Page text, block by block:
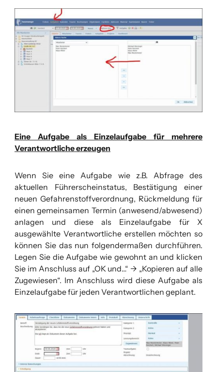
Eine Aufgabe als Einzelaufgabe für mehrere
Verantwortliche erzeugen
Wenn Sie eine Aufgabe wie z.B. Abfrage des
aktuellen Führerscheinstatus, Bestätigung einer
neuen Gefahrenstoffverordnung, Rückmeldung für
einen gemeinsamen Termin (anwesend/abwesend)
anlagen und diese als Einzelaufgabe für X
ausgewählte Verantwortliche erstellen möchten so
können Sie das nun folgendermaßen durchführen.
Legen Sie die Aufgabe wie gewohnt an und klicken
Sie im Anschluss auf „OK und…“ -> „Kopieren auf alle
Zugewiesen“. Im Anschluss wird diese Aufgabe als
Einzelaufgabe für jeden Verantwortlichen geplant.